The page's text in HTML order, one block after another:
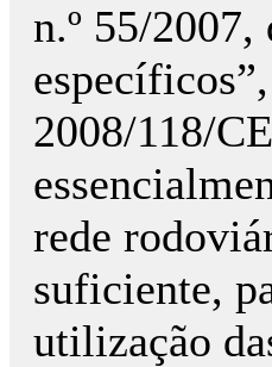
n.º 55/2007,
2008/118/
rede
suficiente,
utilização